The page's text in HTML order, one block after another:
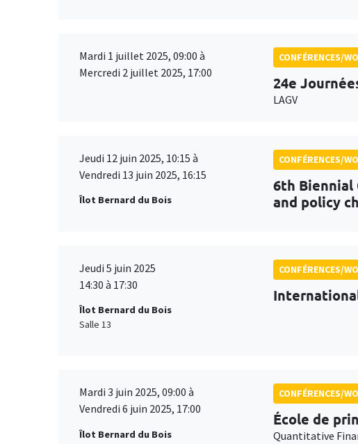
Mardi 1 juillet 2025, 09:00 à
Mercredi 2 juillet 2025, 17:00
CONFÉRENCES/
24e
LAGV
Jeudi 12 juin 2025, 10:15 à
Vendredi 13 juin 2025, 16:15
Îlot Bernard du Bois
CONFÉRENCES/
6th Biennial
and policy
Jeudi 5 juin 2025
14:30 à 17:30
Îlot Bernard du Bois
Salle 13
CONFÉRENCES/
Mardi 3 juin 2025, 09:00 à
Vendredi 6 juin 2025, 17:00
Îlot Bernard du Bois
CONFÉRENCES/
École de
Quantitative